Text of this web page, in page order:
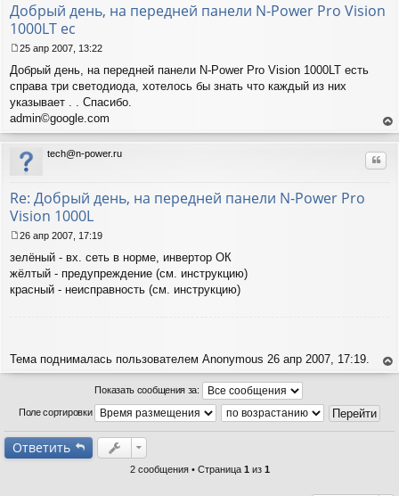
Добрый день, на передней панели N-Power Pro Vision
1000LT ес
о
о
б
щ
е
н
и
е
25 апр 2007, 13:22
Добрый день, на передней панели N-Power Pro Vision 1000LT есть
справа три светодиода, хотелось бы знать что каждый из них
указывает . . Спасибо.
admin©google.com
ер
tech@n-power.ru
Re: Добрый день, на передней панели N-Power Pro
Vision 1000L
о
о
б
26 апр 2007, 17:19
зелёный - вх. сеть в норме, инвертор ОК
жёлтый - предупреждение (см. инструкцию)
красный - неисправность (см. инструкцию)
Тема поднималась пользователем Anonymous 26 апр 2007, 17:19.
ер
Показать сообщения за:
Поле сортировки
Ответить
2 сообщения • Страница 1 из 1